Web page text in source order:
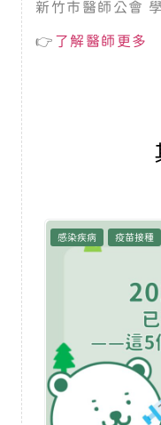
新竹市醫師公會
👉 了解醫師更多
感染疾病 疫苗接種